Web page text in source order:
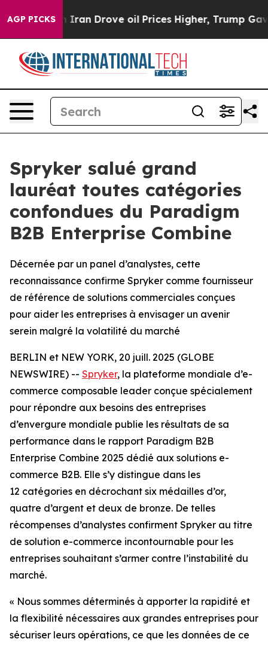
AGP PICKS
With Iran Drove oil Prices Higher, Trump Gave
Spryker salué grand
lauréat toutes catégories
confondues du Paradigm
B2B Enterprise Combine
Décernée par un panel d’analystes, cette
reconnaissance confirme Spryker comme fournisseur
de référence de solutions commerciales conçues
pour aider les entreprises à envisager un avenir
serein malgré la volatilité du marché
BERLIN et NEW YORK, 20 juill. 2025 (GLOBE
NEWSWIRE) -- Spryker, la plateforme mondiale d’e-
commerce composable leader conçue spécialement
pour répondre aux besoins des entreprises
d’envergure mondiale publie les résultats de sa
performance dans le rapport Paradigm B2B
Enterprise Combine 2025 dédié aux solutions e-
commerce B2B. Elle s’y distingue dans les
12 catégories en décrochant six médailles d’or,
quatre d’argent et deux de bronze. De telles
récompenses d’analystes confirment Spryker au titre
de solution e-commerce incontournable pour les
entreprises souhaitant s’armer contre l’instabilité du
marché.
« Nous sommes déterminés à apporter la rapidité et
la flexibilité nécessaires aux grandes entreprises pour
sécuriser leurs opérations, ce que les données de ce